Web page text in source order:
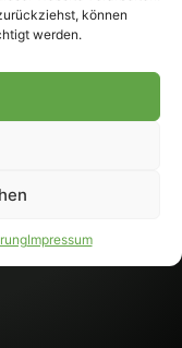
können
werden.
Impressum